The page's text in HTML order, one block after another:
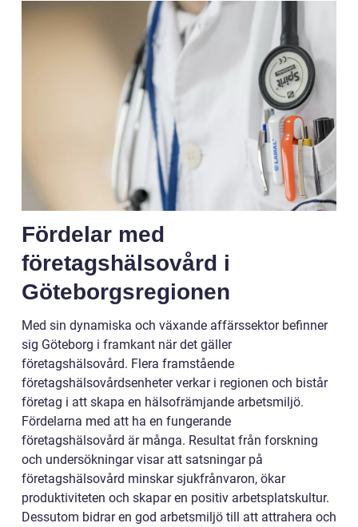
Fördelar med
företagshälsovård i
Göteborgsregionen
Med sin dynamiska och växande affärssektor befinner
sig Göteborg i framkant när det gäller
företagshälsovård. Flera framstående
företagshälsovårdsenheter verkar i regionen och bistår
företag i att skapa en hälsofrämjande arbetsmiljö.
Fördelarna med att ha en fungerande
företagshälsovård är många. Resultat från forskning
och undersökningar visar att satsningar på
företagshälsovård minskar sjukfrånvaron, ökar
produktiviteten och skapar en positiv arbetsplatskultur.
Dessutom bidrar en god arbetsmiljö till att attrahera och